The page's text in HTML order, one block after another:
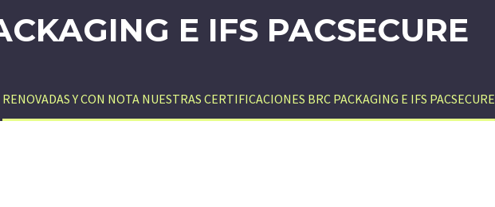
E IFS PACSECURE
RENOVADAS Y CON NOTA NUESTRAS CERTIFICACIONES BRC PACKAGING E IFS PACSECURE